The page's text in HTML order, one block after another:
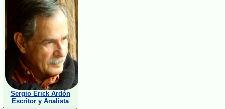
Sergio Erick Ardón
Escritor y Analista